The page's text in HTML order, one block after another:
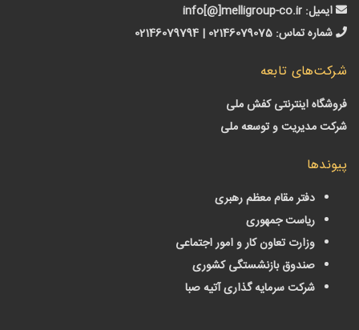
info[@]melligroup-co.ir
تماس:02146079075 | 02146079794
تابعه
اینترنتی کفش ملی
مدیریت و توسعه ملی
دفتر مقام معظم رهبری
ریاست جمهوری
وزارت تعاون کار و امور اجتماعی
صندوق بازنشستگی کشوری
شرکت سرمایه گذاری آتیه صبا